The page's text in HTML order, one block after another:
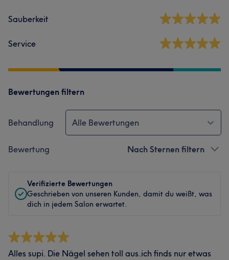
Sauberkeit
Service
Bewertungen filtern
Behandlung Alle Bewertungen
Bewertung Nach Sternen filtern
Verifizierte Bewertungen
Geschrieben von unseren Kunden, damit du weißt, was
dich in jedem Salon erwartet.
Alles supi. Die Nägel sehen toll aus.ich finds nur etwas